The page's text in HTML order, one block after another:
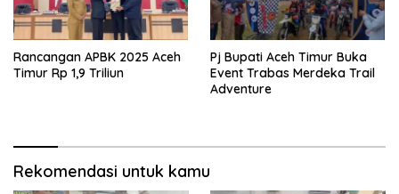
Rancangan APBK 2025 Aceh
Timur Rp 1,9 Triliun
Pj Bupati Aceh Timur Buka
Event Trabas Merdeka Trail
Adventure
Rekomendasi untuk kamu